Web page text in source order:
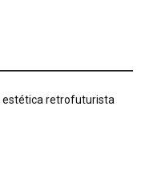
estética retrofuturista